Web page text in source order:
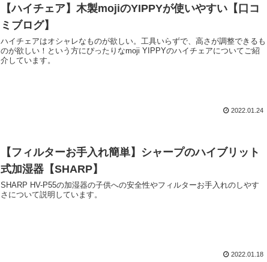
【ハイチェア】木製mojiのYIPPYが使いやすい【口コ
ミブログ】
ハイチェアはオシャレなものが欲しい。工具いらずで、高さが調整できるも
のが欲しい！という方にぴったりなmoji YIPPYのハイチェアについてご紹
介しています。
2022.01.24
【フィルターお手入れ簡単】シャープのハイブリット
式加湿器【SHARP】
SHARP HV-P55の加湿器の子供への安全性やフィルターお手入れのしやす
さについて説明しています。
2022.01.18